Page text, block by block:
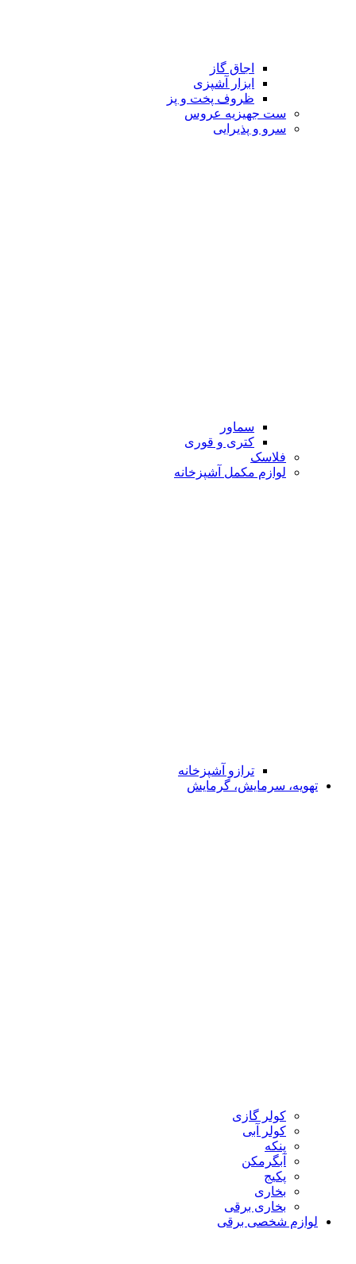
اجاق گاز
ابزار آشپزی
ظروف پخت و پز
ست جهیزیه عروس
سرو و پذیرایی
سماور
کتری و قوری
فلاسک
لوازم مکمل آشپزخانه
ترازو آشپزخانه
تهویه، سرمایش، گرمایش
کولر گازی
کولر آبی
پنکه
آبگرمکن
پکیج
بخاری
بخاری برقی
لوازم شخصی برقی